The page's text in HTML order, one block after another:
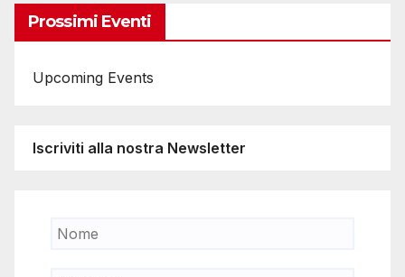
Prossimi Eventi
Upcoming Events
Iscriviti alla nostra Newsletter